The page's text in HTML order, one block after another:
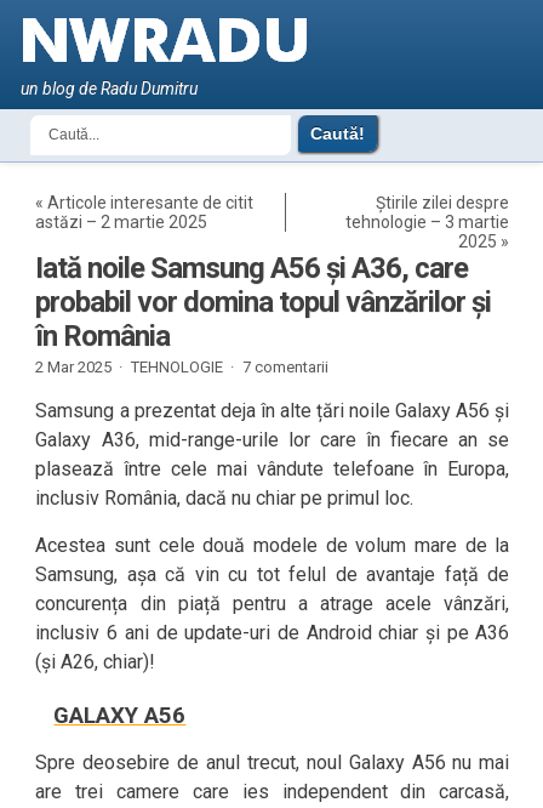
un blog de Radu Dumitru
«Articole interesante de citit
astăzi – 2 martie 2025
Știrile zilei despre
tehnologie – 3 martie
2025 »
Iată noile Samsung A56 și A36, care
probabil vor domina topul vânzărilor și
în România
2 Mar 2025 · TEHNOLOGIE · 7 comentarii
Samsung a prezentat deja în alte țări noile Galaxy A56 și
Galaxy A36, mid-range-urile lor care în fiecare an se
plasează între cele mai vândute telefoane în Europa,
inclusiv România, dacă nu chiar pe primul loc.
Acestea sunt cele două modele de volum mare de la
Samsung, așa că vin cu tot felul de avantaje față de
concurența din piață pentru a atrage acele vânzări,
inclusiv 6 ani de update-uri de Android chiar și pe A36
(și A26, chiar)!
GALAXY A56
Spre deosebire de anul trecut, noul Galaxy A56 nu mai
are trei camere care ies independent din carcasă,